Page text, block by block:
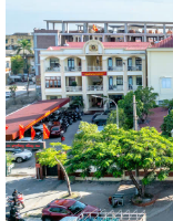
CHÍ TOÀN QUỐC VỀ
ĐOÀN GIÁM SÁT CỦA
SÁT VIỆC THỰC HIỆN
PHƯỜNG HỒNG AN
NQ/TW VÀ NGHỊ
Đảng ủy - HĐND -